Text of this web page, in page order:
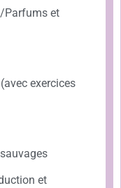
Parfums et
exercices
et